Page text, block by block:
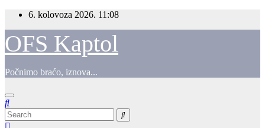
Skip
content
6. kolovoza 2026. 11:08
OFS Kaptol
Počnimo braćo, iznova...